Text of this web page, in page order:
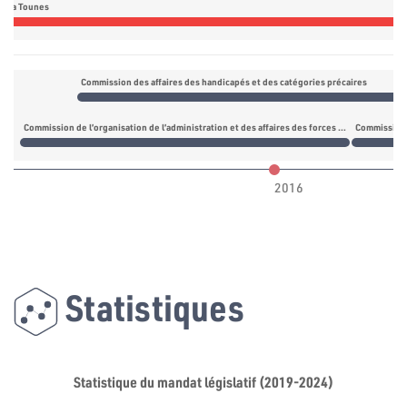
Tounes
Commission des affaires des handicapés et des catégories précaires
Commission de l’organisation de l’administration et des affaires des forces portant d’armes
2016
Statistiques
Statistique du mandat législatif (2019-2024)